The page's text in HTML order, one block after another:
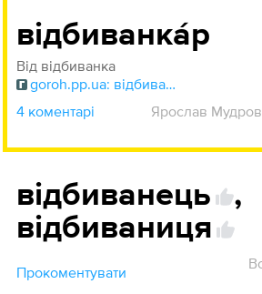
відбиванка́р
Вiд вiдбиванка
goroh.pp.ua: відбиванка
4 коментарі
Ярослав Мудров
відбиванець
,
відбиваниця
Прокоментувати